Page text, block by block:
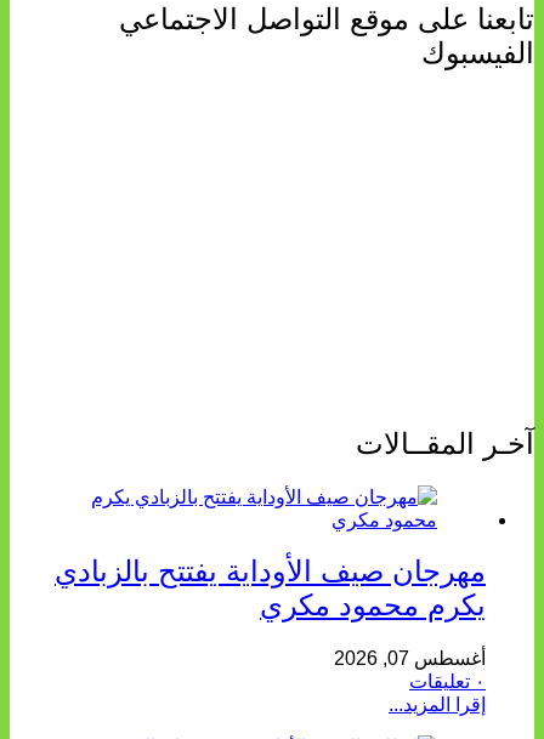
تابعنا على موقع التواصل الاجتماعي
الفيسبوك
آخـر المقــالات
مهرجان صيف الأوداية يفتتح بالزبادي
يكرم محمود مكري
أغسطس 07, 2026
٠ تعليقات
إقرا المزيد...